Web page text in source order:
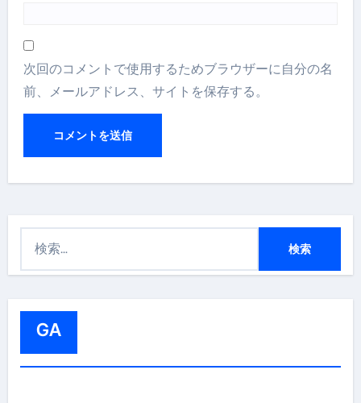
次回のコメントで使用するためブラウザーに自分の名
前、メールアドレス、サイトを保存する。
GA